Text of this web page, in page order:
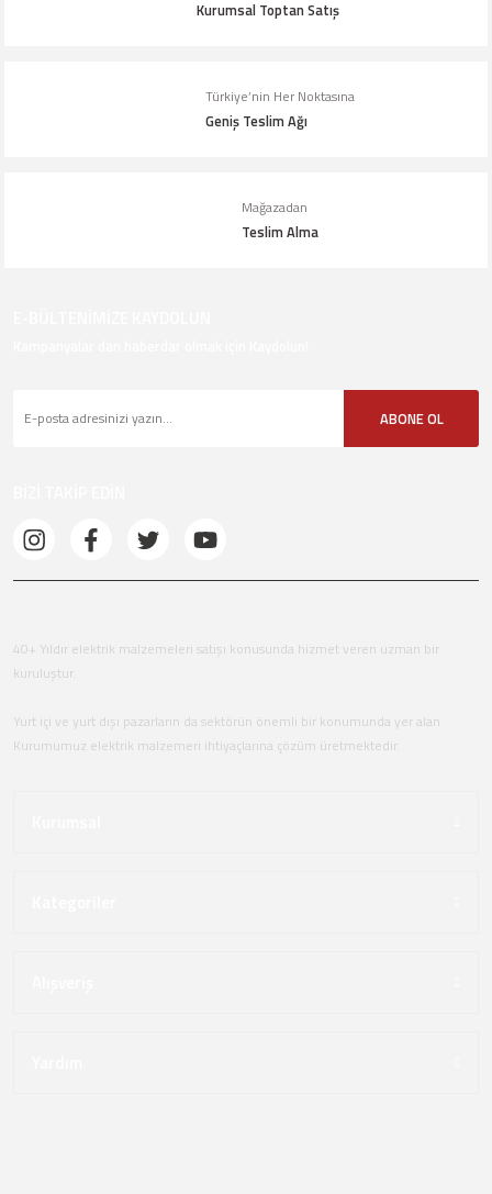
Gönder
Kurumsal Toptan Satış
Türkiye’nin Her Noktasına
Geniş Teslim Ağı
Mağazadan
Teslim Alma
ABONE OL
40+ Yıldır elektrik malzemeleri satışı konusunda hizmet veren uzman bir
kuruluştur.
Yurt içi ve yurt dışı pazarların da sektörün önemli bir konumunda yer alan
Kurumumuz elektrik malzemeri ihtiyaçlarına çözüm üretmektedir.